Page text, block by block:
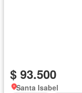
$ 93.500
Santa Isabel